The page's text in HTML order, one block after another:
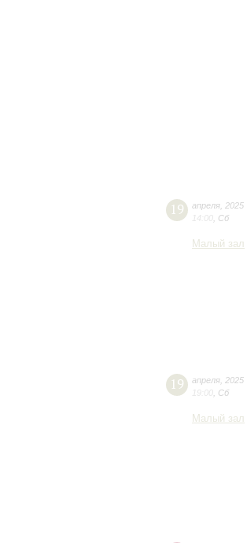
19 апреля 2025
14:00 Сб
Малый зал
19 апреля 2025
19:00 Сб
Малый зал